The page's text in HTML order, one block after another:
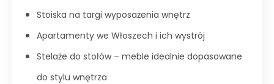
Stoiska na targi wyposażenia wnętrz
Apartamenty we Włoszech i ich wystrój
Stelaże do stołów – meble idealnie dopasowane
do stylu wnętrza